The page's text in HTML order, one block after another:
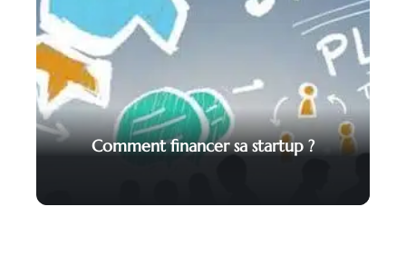
Comment financer sa startup ?